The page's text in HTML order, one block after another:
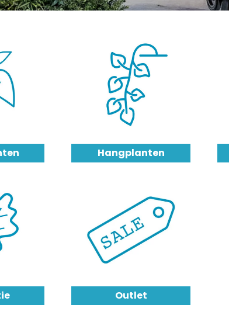
KUNSTBLOEMEN KUNSTGRASSEN
Hangplanten
Outlet